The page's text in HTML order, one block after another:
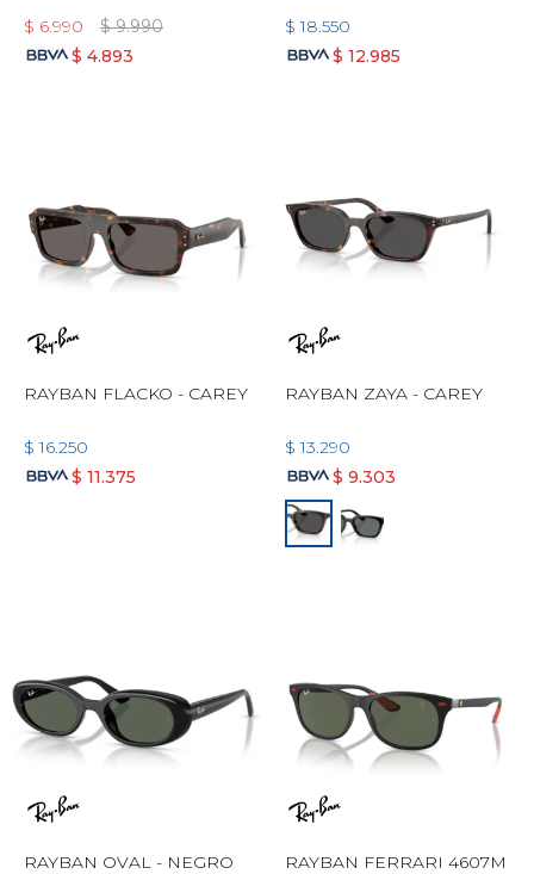
$ 6.990 $ 9.990
$ 4.893
$ 18.550
$ 12.985
RAYBAN FLACKO - CAREY
$ 16.250
$ 11.375
RAYBAN ZAYA - CAREY
$ 13.290
$ 9.303
RAYBAN OVAL - NEGRO
RAYBAN FERRARI 4607M